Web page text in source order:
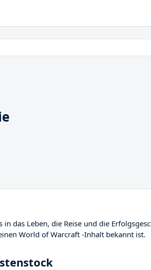
das Leben, die Reise und die
World of Warcraft -Inhalt bekannt ist.